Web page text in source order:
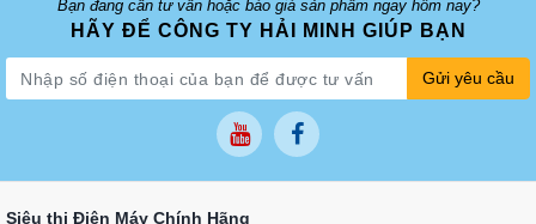
Bạn đang cần tư vấn hoặc báo giá sản phẩm ngay hôm nay?
HÃY ĐỂ CÔNG TY HẢI MINH GIÚP BẠN
Gửi yêu cầu
Siêu thị Điện Máy Chính Hãng